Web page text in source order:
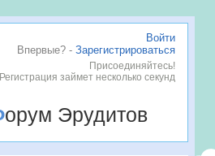
Войти
Впервые? - Зарегистрироваться
Присоединяйтесь!
Регистрация займет несколько секунд
Форум Эрудитов